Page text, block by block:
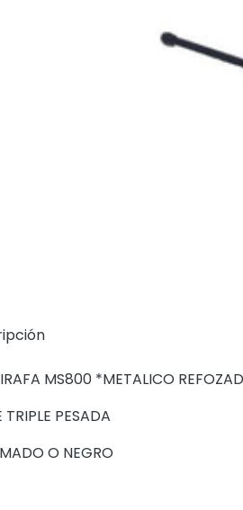
MS800 *METALICO
TRIPLE PESADA
O NEGRO